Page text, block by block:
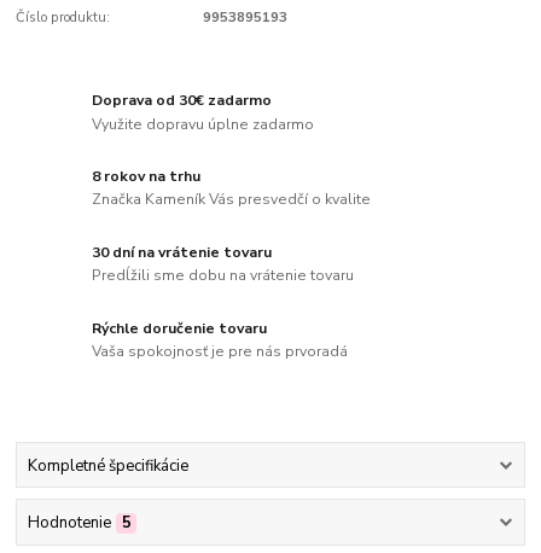
Číslo produktu: 9953895193
Doprava od 30€ zadarmo
Využite dopravu úplne zadarmo
8 rokov na trhu
Značka Kameník Vás presvedčí o kvalite
30 dní na vrátenie tovaru
Predĺžili sme dobu na vrátenie tovaru
Rýchle doručenie tovaru
Vaša spokojnosť je pre nás prvoradá
Kompletné špecifikácie
Hodnotenie 5